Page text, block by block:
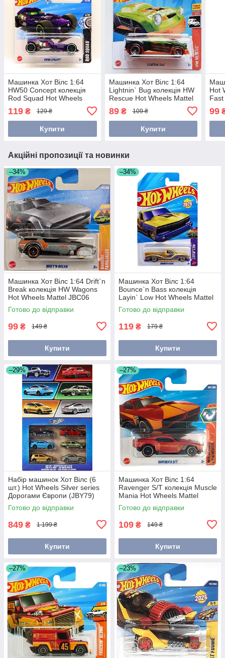
Машинка Хот Вілс 1:64
HW50 Concept колекція
Rod Squad Hot Wheels
119 ₴ 129 ₴
Купити
Машинка Хот Вілс 1:64
Lightnin` Bug колекція HW
Rescue Hot Wheels Mattel
89₴ 109 ₴
Купити
Hot
99
Акційні пропозиції та новинки
–34%
Машинка Хот Вілс 1:64 Drift`n
Break колекція HW Wagons
Hot Wheels Mattel JBC06
Готово до відправки
99 ₴ 149 ₴
Купити
–34%
Машинка Хот Вілс 1:64
Bounce`n Bass колекція
Layin` Low Hot Wheels Mattel
JJH32
Готово до відправки
119 ₴ 179 ₴
Купити
–29%
Набір машинок Хот Вілс (6
шт.) Hot Wheels Silver series
Дорогами Європи (JBY79)
Готово до відправки
849 ₴ 1 199 ₴
Купити
–27%
Машинка Хот Вілс 1:64
Ravenger S/T колекція Muscle
Mania Hot Wheels Mattel
JBC14
Готово до відправки
109 ₴ 149 ₴
Купити
–27% –23%